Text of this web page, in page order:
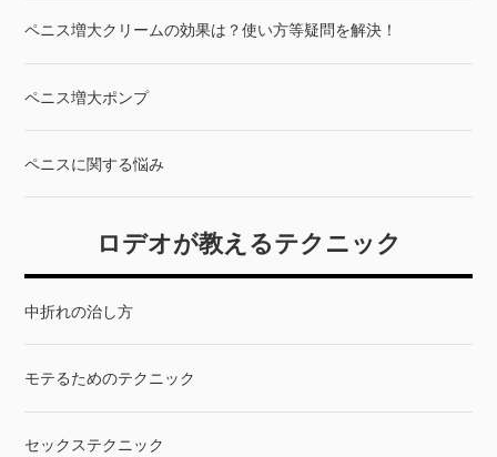
ペニス増大クリームの効果は？使い方等疑問を解決！
ペニス増大ポンプ
ペニスに関する悩み
ロデオが教えるテクニック
中折れの治し方
モテるためのテクニック
セックステクニック